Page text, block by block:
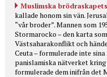
Muslimska
kallade honom sin vän.
“vår broder”. Mannen som
Stormarocko – den karta
Västsaharakonflikt och
Ceuta – formulerade inte
panislamiska nätverket
formulerade dem inifrån det